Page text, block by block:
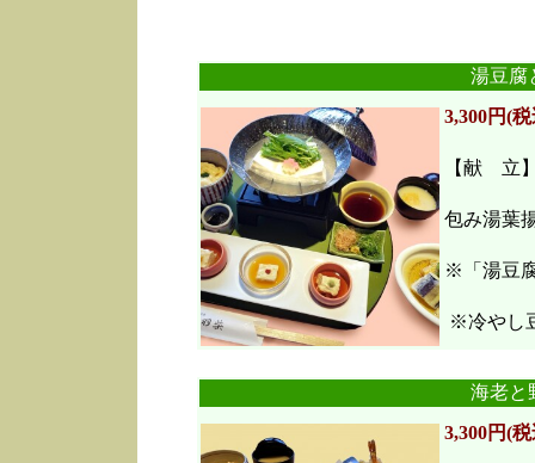
湯豆腐
3,300円(
【献 立
包み湯葉
※「湯豆
※冷やし
海老
3,300円(